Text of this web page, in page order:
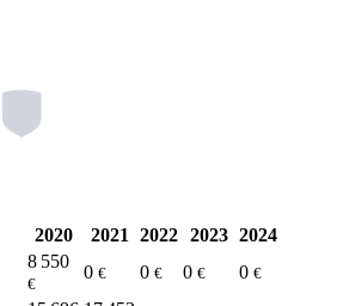
2020 2021 2022 2023 2024
8 550
€
0 € 0 € 0 € 0 €